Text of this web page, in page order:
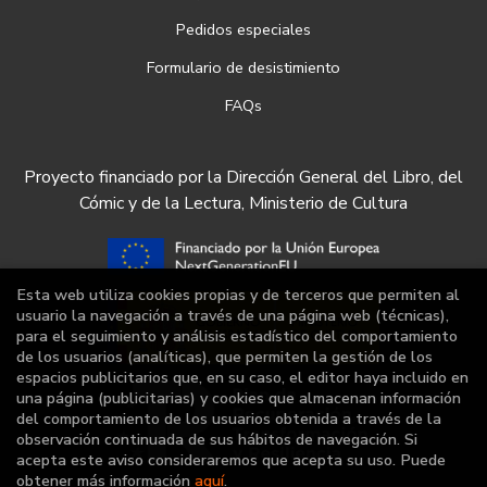
Pedidos especiales
Formulario de desistimiento
FAQs
Proyecto financiado por la Dirección General del Libro, del
Cómic y de la Lectura, Ministerio de Cultura
Esta web utiliza cookies propias y de terceros que permiten al
usuario la navegación a través de una página web (técnicas),
para el seguimiento y análisis estadístico del comportamiento
de los usuarios (analíticas), que permiten la gestión de los
espacios publicitarios que, en su caso, el editor haya incluido en
una página (publicitarias) y cookies que almacenan información
del comportamiento de los usuarios obtenida a través de la
observación continuada de sus hábitos de navegación. Si
acepta este aviso consideraremos que acepta su uso. Puede
obtener más información aquí.